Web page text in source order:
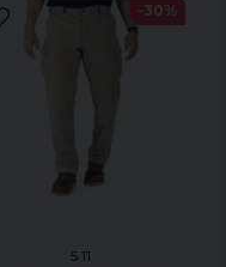
5.11
-30%